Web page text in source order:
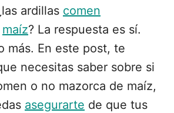
ardillas comen
maíz? La respuesta es sí.
más. En este post, te
necesitas saber sobre si
o no mazorca de maíz,
asegurarte de que tus